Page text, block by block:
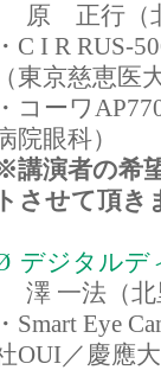
原 正行（
・ C I R RUS-
（東京慈恵医
・コーワ
院眼科）
講演者の希
トさせて頂き
デジタルデ
澤 一法（
・ Smart Eye
OUI ／慶應